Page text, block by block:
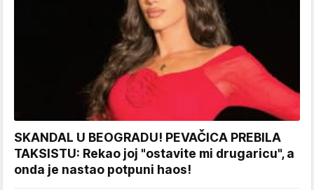
SKANDAL U BEOGRADU! PEVAČICA PREBILA
TAKSISTU: Rekao joj "ostavite mi drugaricu", a
onda je nastao potpuni haos!